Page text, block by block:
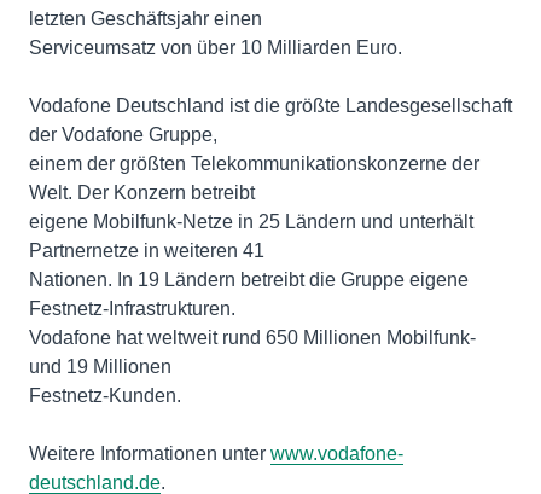
letzten Geschäftsjahr einen
Serviceumsatz von über 10 Milliarden Euro.
Vodafone Deutschland ist die größte Landesgesellschaft
der Vodafone Gruppe,
einem der größten Telekommunikationskonzerne der
Welt. Der Konzern betreibt
eigene Mobilfunk-Netze in 25 Ländern und unterhält
Partnernetze in weiteren 41
Nationen. In 19 Ländern betreibt die Gruppe eigene
Festnetz-Infrastrukturen.
Vodafone hat weltweit rund 650 Millionen Mobilfunk-
und 19 Millionen
Festnetz-Kunden.
Weitere Informationen unter www.vodafone-
deutschland.de.